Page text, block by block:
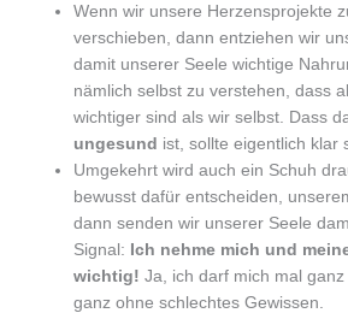
Wenn wir unsere Herzensprojekte
verschieben, dann entziehen wir
damit unserer Seele wichtige
nämlich selbst zu verstehen, dass
wichtiger sind als wir selbst. Dass
ungesund ist, sollte eigentlich klar
Umgekehrt wird auch ein Schuh
bewusst dafür entscheiden,
dann senden wir unserer Seele
Signal: Ich nehme mich und
wichtig! Ja, ich darf mich mal ganz
ganz ohne schlechtes Gewissen.